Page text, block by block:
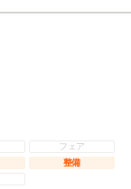
フェア
整備